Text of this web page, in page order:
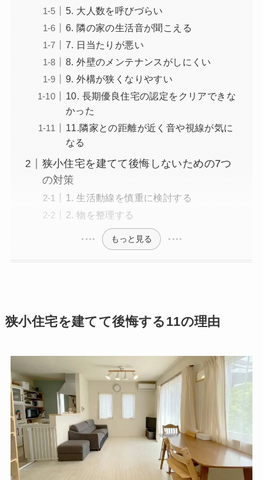
5. 大人数を呼びづらい
6. 隣の家の生活音が聞こえる
7. 日当たりが悪い
8. 外壁のメンテナンスがしにくい
9. 外構が狭くなりやすい
10. 長期優良住宅の認定をクリアできな
かった
11.隣家との距離が近く音や視線が気に
なる
狭小住宅を建てて後悔しないための7つ
の対策
1. 生活動線を慎重に検討する
2. 物を整理する
もっと見る
狭小住宅を建てて後悔する11の理由